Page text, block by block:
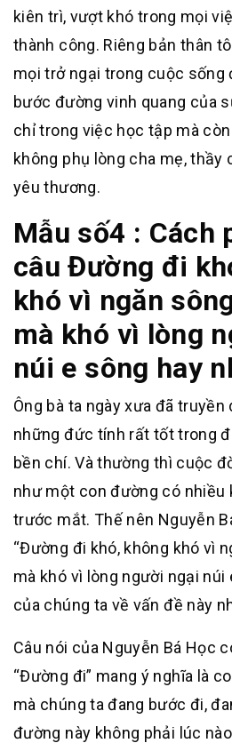
kiên trì, vượt khó trong mọi
thành công. Riêng bản thân
mọi trở ngại trong cuộc sống
bước đường vinh quang của
chỉ trong việc học tập mà
không phụ lòng cha mẹ, thầy
yêu thương.
Mẫu số4 : Cách
câu Đường đi
khó vì ngăn
mà khó vì lòng
núi e sông hay
Ông bà ta ngày xưa đã
những đức tính rất tốt trong
bền chí. Và thường thì cuộc
như một con đường có nhiều
trước mắt. Thế nên Nguyễn
“Đường đi khó, không khó vì
mà khó vì lòng người ngại núi
của chúng ta về vấn đề này
Câu nói của Nguyễn Bá Học
“Đường đi” mang ý nghĩa là
mà chúng ta đang bước đi,
đường này không phải lúc